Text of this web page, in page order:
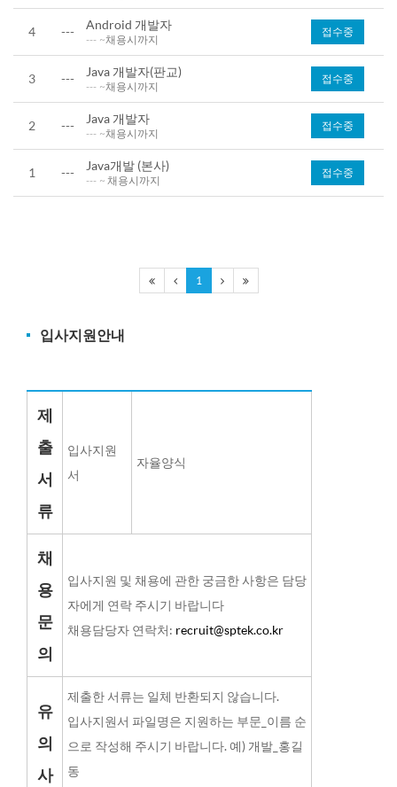
4 --- Android 개발자
--- ~채용시까지
접수중
3 --- Java 개발자(판교)
--- ~채용시까지
접수중
2 --- Java 개발자
--- ~채용시까지
접수중
1 --- Java개발 (본사)
--- ~ 채용시까지
접수중
1
입사지원안내
제
출
서
류
입사지원
서
자율양식
채
용
문
의
입사지원 및 채용에 관한 궁금한 사항은 담당
자에게 연락 주시기 바랍니다
채용담당자 연락처: recruit@sptek.co.kr
유
의
사
제출한 서류는 일체 반환되지 않습니다.
입사지원서 파일명은 지원하는 부문_이름 순
으로 작성해 주시기 바랍니다. 예) 개발_홍길
동